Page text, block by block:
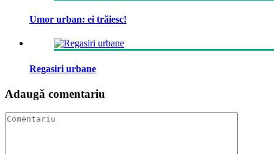
Umor urban: ei trăiesc!
Regasiri urbane
Adaugă comentariu